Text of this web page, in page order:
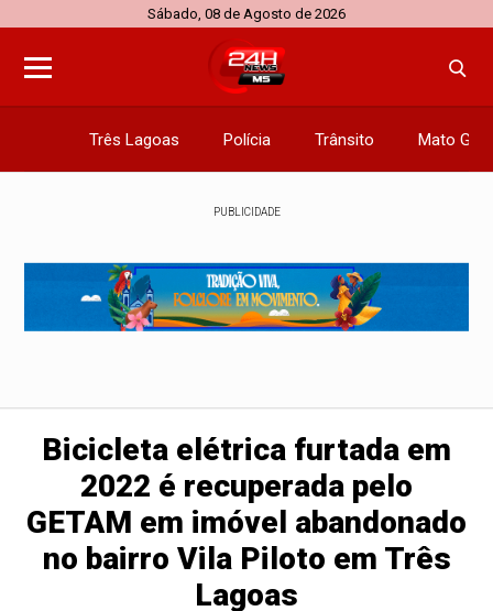
Sábado, 08 de Agosto de 2026
Três Lagoas Polícia Trânsito Mato
PUBLICIDADE
Bicicleta elétrica furtada em
2022 é recuperada pelo
GETAM em imóvel abandonado
no bairro Vila Piloto em Três
Lagoas